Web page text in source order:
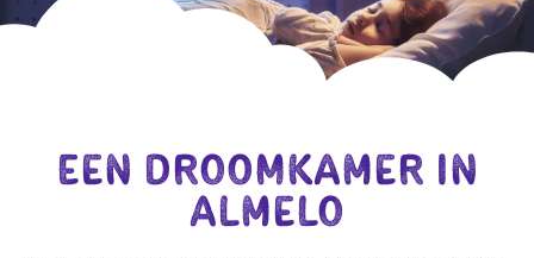
Een droomkamer in
Almelo